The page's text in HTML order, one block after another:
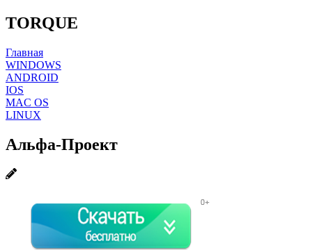
TORQUE
Главная
WINDOWS
ANDROID
IOS
MAC OS
LINUX
Альфа-Проект